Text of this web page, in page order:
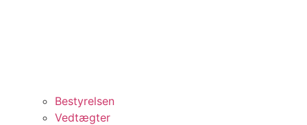
Bestyrelsen
Vedtægter